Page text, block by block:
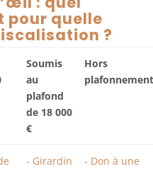
pour quelle
?
Soumis
au
plafond
de 18 000
€
Hors
plafonnement
- Girardin
- Don à une